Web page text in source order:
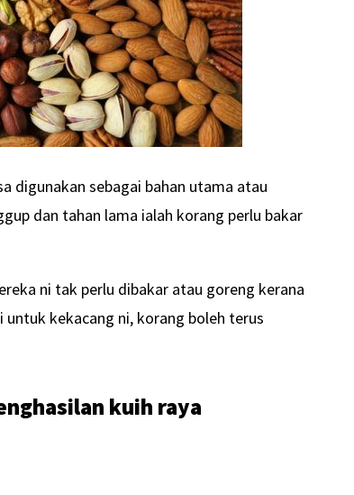
digunakan sebagai bahan utama atau
dan tahan lama ialah korang perlu bakar
ni tak perlu dibakar atau goreng kerana
untuk kekacang ni, korang boleh terus
kuih raya